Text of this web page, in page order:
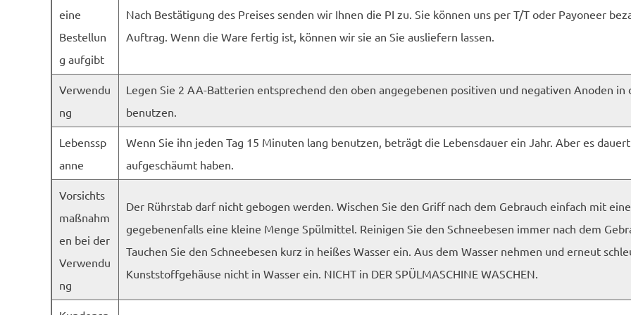
eine
Bestellun
g aufgibt
Nach Bestätigung des Preises senden wir Ihnen die PI zu. Sie können uns per T/T oder Payoneer
Auftrag. Wenn die Ware fertig ist, können wir sie an Sie ausliefern lassen.
Verwendu
ng
Legen Sie 2 AA-Batterien entsprechend den oben angegebenen positiven und negativen Anoden in
benutzen.
Lebenssp
anne
Wenn Sie ihn jeden Tag 15 Minuten lang benutzen, beträgt die Lebensdauer ein Jahr. Aber es
aufgeschäumt haben.
Vorsichts
maßnahm
en bei der
Verwendu
ng
Der Rührstab darf nicht gebogen werden. Wischen Sie den Griff nach dem Gebrauch einfach mit
gegebenenfalls eine kleine Menge Spülmittel. Reinigen Sie den Schneebesen immer nach dem
Tauchen Sie den Schneebesen kurz in heißes Wasser ein. Aus dem Wasser nehmen und erneut
Kunststoffgehäuse nicht in Wasser ein. NICHT in DER SPÜLMASCHINE WASCHEN.